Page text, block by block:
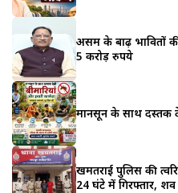
असम के बाढ़ प्रभावितों
5 करोड़ रुपये
मानसून के साथ दस्तक
खमतराई पुलिस की
24 घंटे में गिरफ्तार,